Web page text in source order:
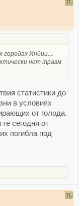
городах Индии....
нет травм
статистики до
в условиях
от голода.
сегодня от
погибла под